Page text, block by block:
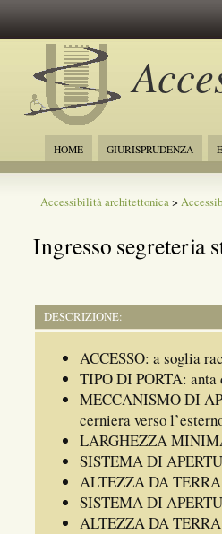
HOME GIURISPRUDENZA
Accessibilità architettonica>
Ingresso segreteria
DESCRIZIONE:
ACCESSO: a soglia
TIPO DI PORTA: anta
MECCANISMO DI
cerniera verso
LARGHEZZA
SISTEMA DI
ALTEZZA DA
SISTEMA DI
ALTEZZA DA